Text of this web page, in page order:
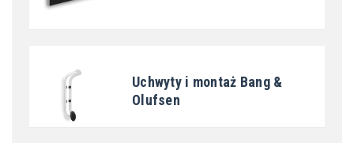
Uchwyty i montaż Bang &
Olufsen